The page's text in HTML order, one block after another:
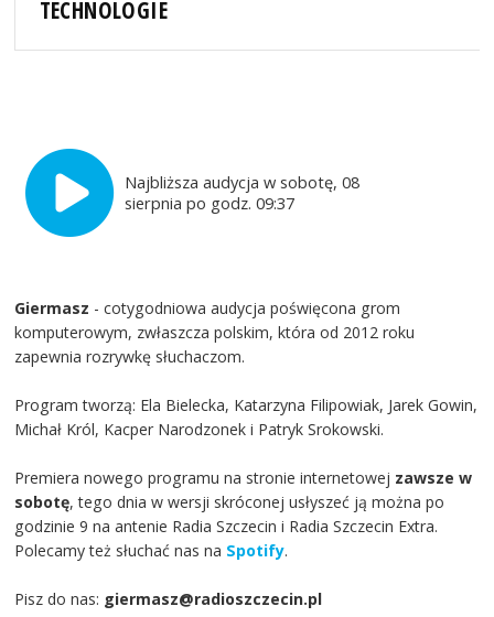
TECHNOLOGIE
Najbliższa audycja w sobotę, 08
sierpnia po godz. 09:37
Giermasz - cotygodniowa audycja poświęcona grom
komputerowym, zwłaszcza polskim, która od 2012 roku
zapewnia rozrywkę słuchaczom.
Program tworzą: Ela Bielecka, Katarzyna Filipowiak, Jarek Gowin,
Michał Król, Kacper Narodzonek i Patryk Srokowski.
Premiera nowego programu na stronie internetowej zawsze w
sobotę, tego dnia w wersji skróconej usłyszeć ją można po
godzinie 9 na antenie Radia Szczecin i Radia Szczecin Extra.
Polecamy też słuchać nas na Spotify.
Pisz do nas: giermasz@radioszczecin.pl